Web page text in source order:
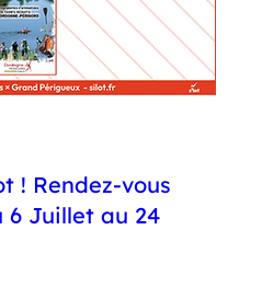
! Rendez-vous
6 Juillet au 24